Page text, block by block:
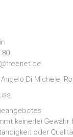
80
Di Michele,
keinerlei Gewähr
oder